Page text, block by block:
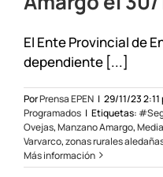
El Ente Provincial de
dependiente [...]
PorPrensa EPEN | 29/11/23 2:11
Programados | Etiquetas:
Ovejas,Manzano Amargo,
Varvarco,zonas rurales
Más información